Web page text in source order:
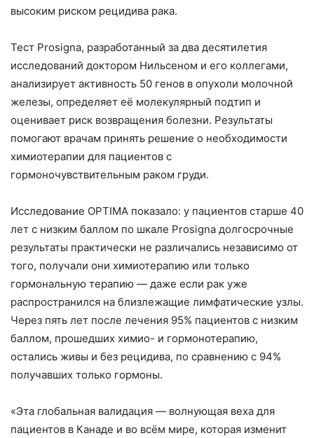
высоким риском рецидива рака.
Тест Prosigna, разработанный за два десятилетия
исследований доктором Нильсеном и его коллегами,
анализирует активность 50 генов в опухоли молочной
железы, определяет её молекулярный подтип и
оценивает риск возвращения болезни. Результаты
помогают врачам принять решение о необходимости
химиотерапии для пациентов с
гормоночувствительным раком груди.
Исследование OPTIMA показало: у пациентов старше 40
лет с низким баллом по шкале Prosigna долгосрочные
результаты практически не различались независимо от
того, получали они химиотерапию или только
гормональную терапию — даже если рак уже
распространился на близлежащие лимфатические узлы.
Через пять лет после лечения 95% пациентов с низким
баллом, прошедших химио- и гормонотерапию,
остались живы и без рецидива, по сравнению с 94%
получавших только гормоны.
«Эта глобальная валидация — волнующая веха для
пациентов в Канаде и во всём мире, которая изменит